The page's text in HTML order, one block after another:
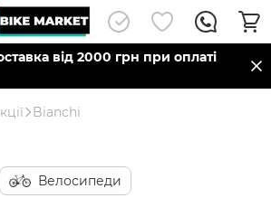
від 2000 грн при оплаті
Bianchi
Велосипеди